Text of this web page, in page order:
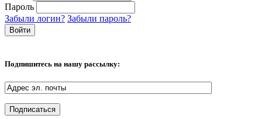
Пароль
Забыли логин? Забыли пароль?
Подпишитесь на нашу рассылку: